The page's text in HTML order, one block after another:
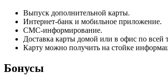
Выпуск дополнительной карты.
Интернет-банк и мобильное приложение.
СМС-информирование.
Доставка карты домой или в офис по всей
Карту можно получить на стойке
Бонусы